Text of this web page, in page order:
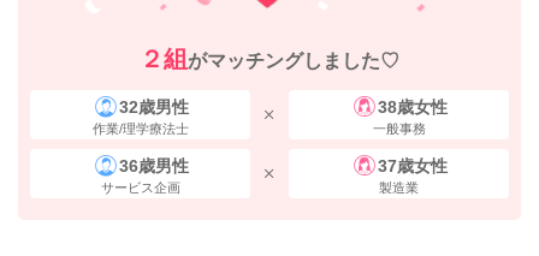
２組 がマッチングしました♡
32歳男性
作業/理学療法士
38歳女性
一般事務
36歳男性
サービス企画
37歳女性
製造業